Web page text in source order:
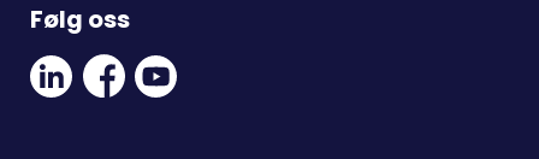
Følg oss
Linkedin
Social
Link
Facebook
Social
Link
Youtube
Link